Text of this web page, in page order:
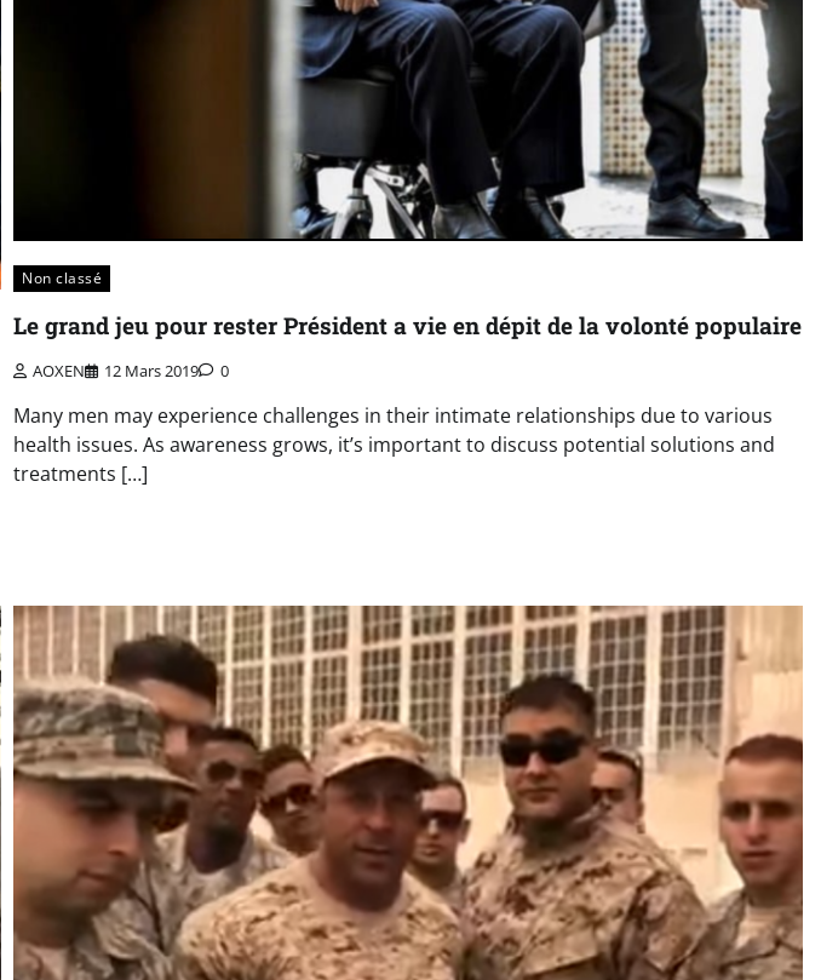
Non classé
Le grand jeu pour rester Président a vie en dépit de la volonté populaire
AOXEN 12 Mars 2019 0
Many men may experience challenges in their intimate relationships due to various
health issues. As awareness grows, it’s important to discuss potential solutions and
treatments […]